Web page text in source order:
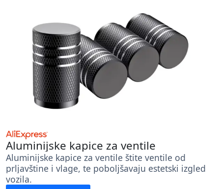
Aluminijske kapice za ventile
Aluminijske kapice za ventile štite ventile od
prljavštine i vlage, te poboljšavaju estetski izgled
vozila.